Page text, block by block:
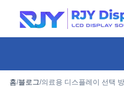
홈/블로그/의료용 디스플레이 선택